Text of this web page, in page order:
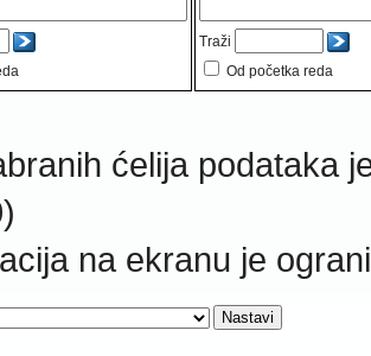
Traži
Od početka reda
ćelija podataka
na ekranu je